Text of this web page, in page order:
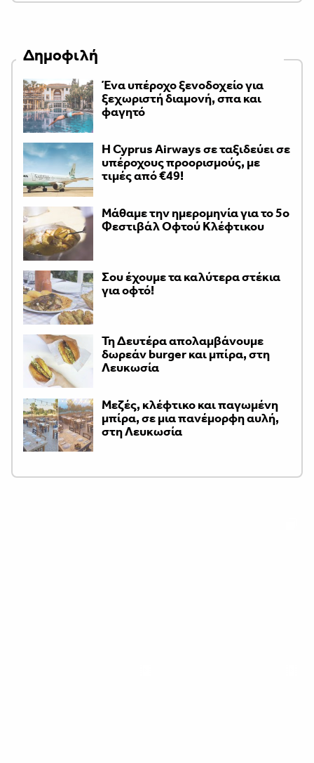
Δημοφιλή
Ένα υπέροχο ξενοδοχείο για
ξεχωριστή διαμονή, σπα και
φαγητό
H Cyprus Airways σε ταξιδεύει σε
υπέροχους προορισμούς, με
τιμές από €49!
Μάθαμε την ημερομηνία για το 5ο
Φεστιβάλ Οφτού Κλέφτικου
Σου έχουμε τα καλύτερα στέκια
για οφτό!
Τη Δευτέρα απολαμβάνουμε
δωρεάν burger και μπίρα, στη
Λευκωσία
Μεζές, κλέφτικο και παγωμένη
μπίρα, σε μια πανέμορφη αυλή,
στη Λευκωσία